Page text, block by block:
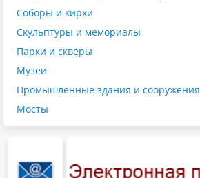
Соборы и кирхи
Скульптуры и мемориалы
Парки и скверы
Музеи
Промышленные здания и сооружения
Мосты